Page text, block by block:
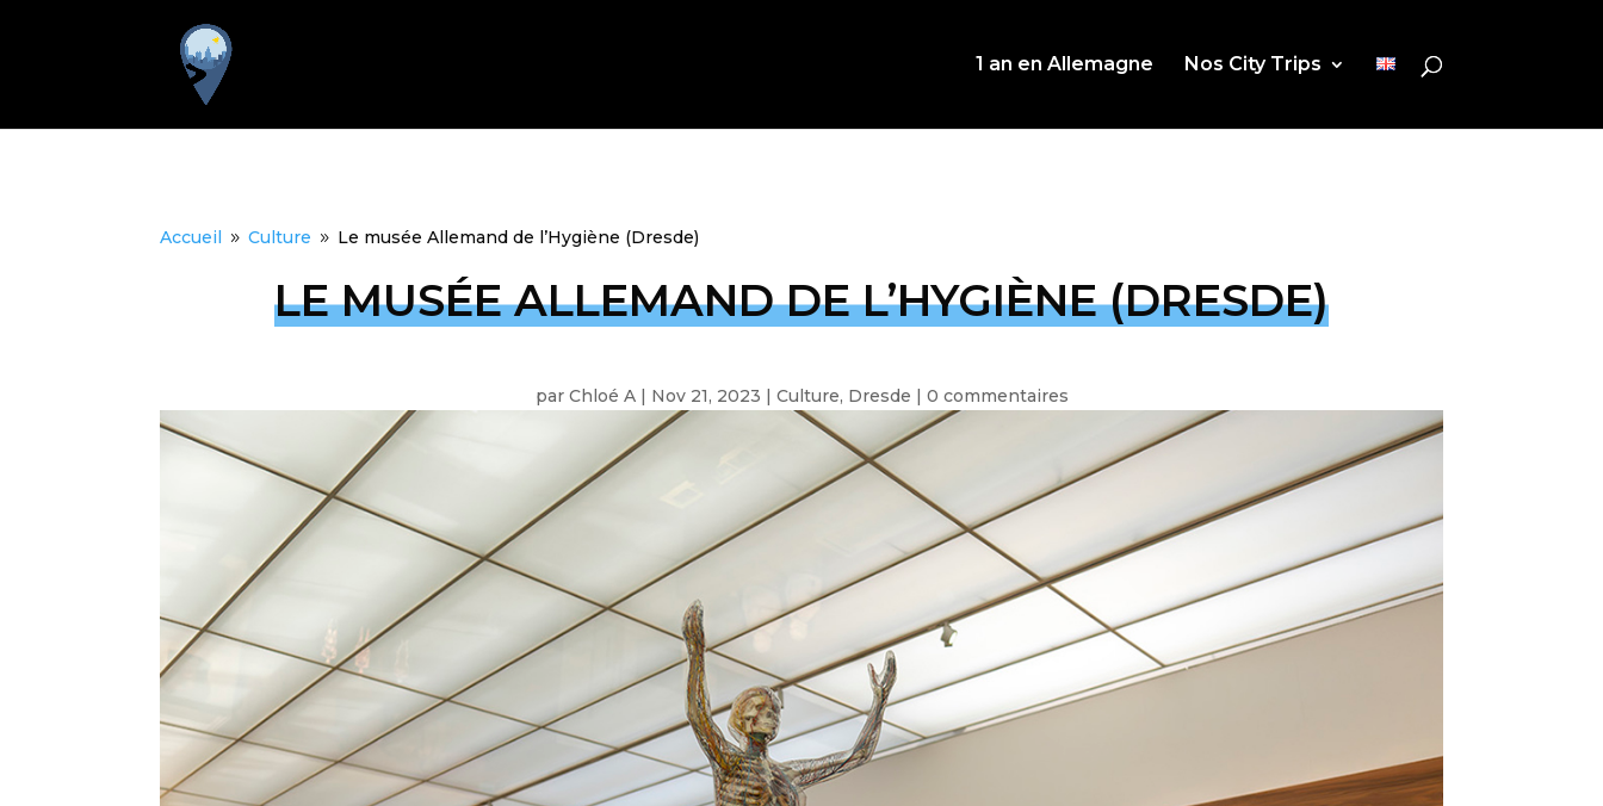
1 an en Allemagne Nos City Trips
Accueil 9 Culture 9 Le musée Allemand de l’Hygiène (Dresde)
LE MUSÉE ALLEMAND DE L’HYGIÈNE (DRESDE)
par Chloé A| Nov 21, 2023 | Culture, Dresde | 0 commentaires